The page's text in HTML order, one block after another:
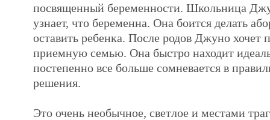
посвященный беременности. Школьница
узнает, что беременна. Она боится делать
оставить ребенка. После родов Джуно хочет
приемную семью. Она быстро находит
постепенно все больше сомневается в
решения.
Это очень необычное, светлое и местами